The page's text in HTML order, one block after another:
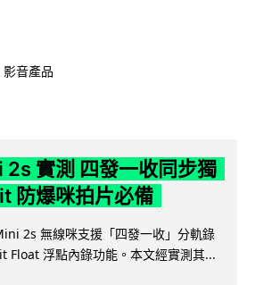
影音產品
實測 四發一收同步獨
防爆咪拍片必備
2s 無線咪支援「四發一收」分軌錄
Float 浮點內錄功能。本文經實測其...